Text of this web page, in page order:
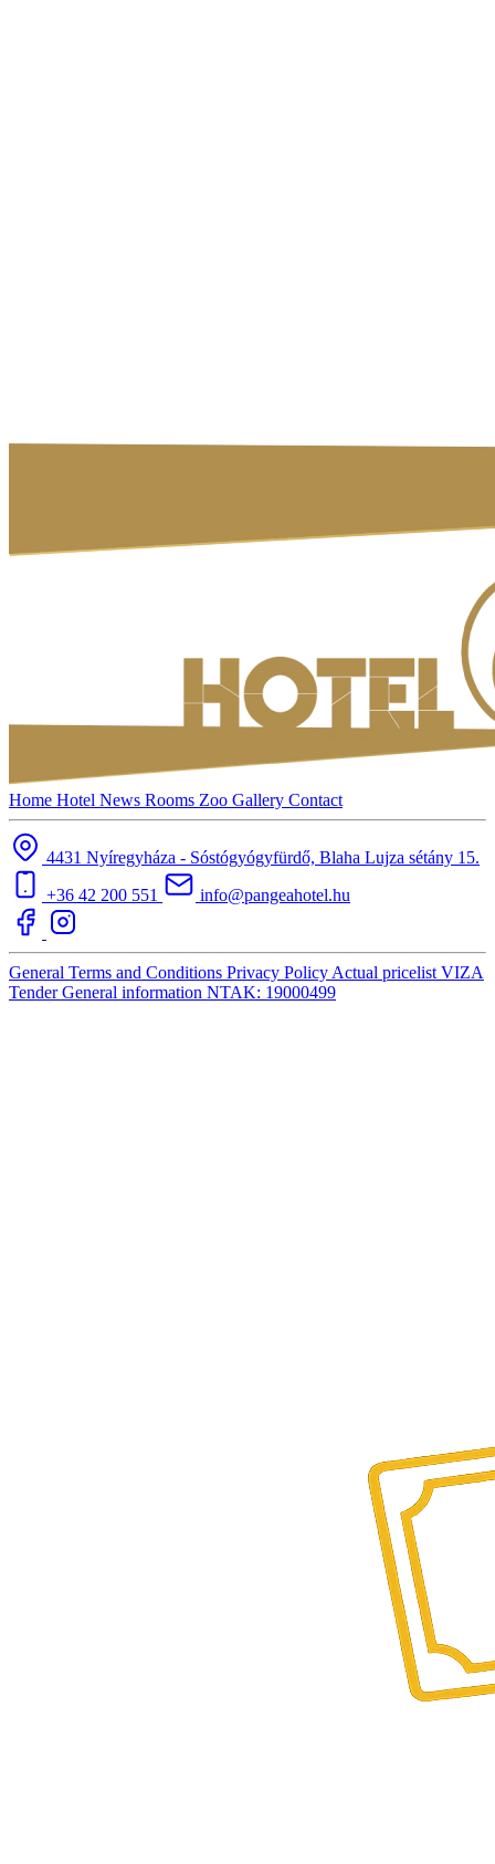
Home Hotel News Rooms Zoo Gallery Contact
4431 Nyíregyháza - Sóstógyógyfürdő, Blaha Lujza sétány 15.
+36 42 200 551
info@pangeahotel.hu
General Terms and Conditions Privacy Policy Actual pricelist VIZA
TenderGeneral information NTAK: 19000499